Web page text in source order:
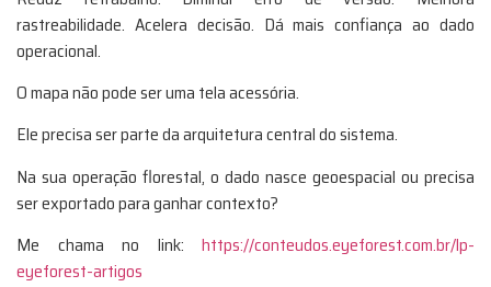
rastreabilidade. Acelera decisão. Dá mais confiança ao dado
operacional.
O mapa não pode ser uma tela acessória.
Ele precisa ser parte da arquitetura central do sistema.
Na sua operação florestal, o dado nasce geoespacial ou precisa
ser exportado para ganhar contexto?
Me chama no link: https://conteudos.eyeforest.com.br/lp-
eyeforest-artigos